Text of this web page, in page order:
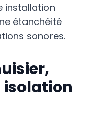
installation
étanchéité
sonores.
isolation